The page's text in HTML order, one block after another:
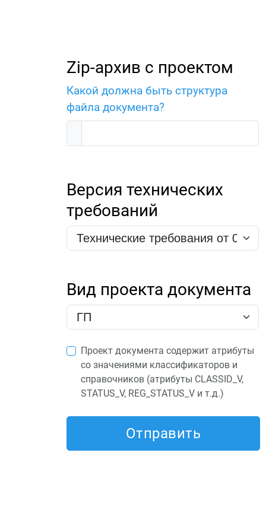
Zip-архив с проектом
Какой должна быть структура
файла документа?
Версия технических
требований
Вид проекта документа
Проект документа содержит атрибуты
со значениями классификаторов и
справочников (атрибуты CLASSID_V,
STATUS_V, REG_STATUS_V и т.д.)
Отправить